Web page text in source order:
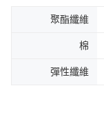
聚酯纖維
棉
彈性纖維